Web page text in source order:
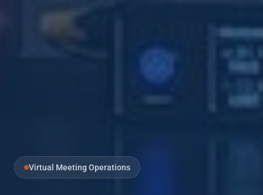
Virtual Meeting Operations